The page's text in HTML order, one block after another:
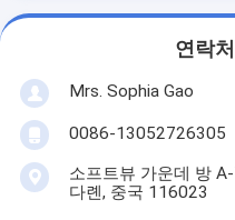
연락
Mrs. Sophia Gao
0086-13052726305
소프트뷰 가운데 방
다롄, 중국 116023